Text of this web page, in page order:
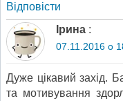
Відповіcти
Ірина :
07.11.2016 о
Дуже цікавий захід.
та мотивування